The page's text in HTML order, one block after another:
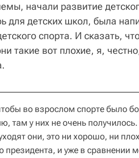
начали развитие
для детских школ, была
спорта. И сказать,
такие вот плохие, я,
во взрослом спорте было
там у них не очень
они, это ни хорошо, ни
и уже в сравнении